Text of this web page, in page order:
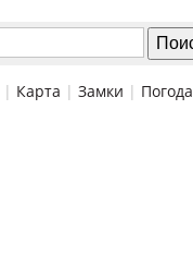
| Карта | Замки | Погода